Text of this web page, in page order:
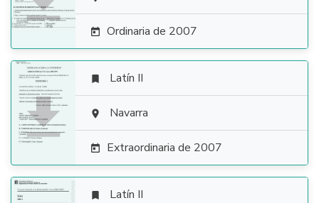
 Ordinaria de 2007

 Latín II
 Navarra
 Extraordinaria de 2007
 Latín II